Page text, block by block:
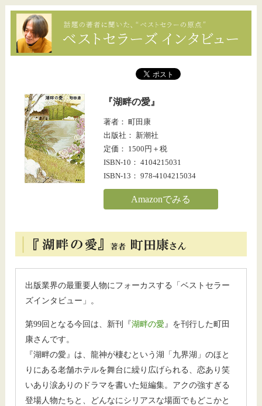
『湖畔の愛』
著者： 町田康
出版社： 新潮社
定価： 1500円＋税
ISBN-10： 4104215031
ISBN-13： 978-4104215034
Amazonでみる
出版業界の最重要人物にフォーカスする「ベストセラー
ズインタビュー」。
第99回となる今回は、新刊『湖畔の愛』を刊行した町田
康さんです。
『湖畔の愛』は、龍神が棲むという湖「九界湖」のほと
りにある老舗ホテルを舞台に繰り広げられる、恋あり笑
いあり涙ありのドラマを書いた短編集。アクの強すぎる
登場人物たちと、どんなにシリアスな場面でもどこかと